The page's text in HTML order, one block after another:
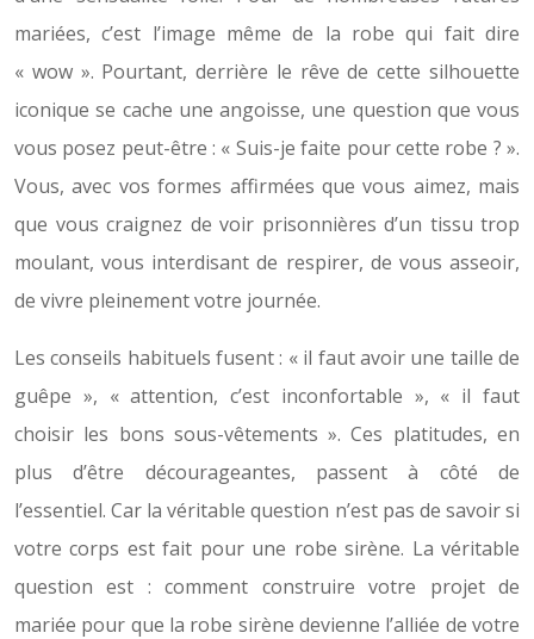
mariées, c’est l’image même de la robe qui fait dire
« wow ». Pourtant, derrière le rêve de cette silhouette
iconique se cache une angoisse, une question que vous
vous posez peut-être : « Suis-je faite pour cette robe ? ».
Vous, avec vos formes affirmées que vous aimez, mais
que vous craignez de voir prisonnières d’un tissu trop
moulant, vous interdisant de respirer, de vous asseoir,
de vivre pleinement votre journée.
Les conseils habituels fusent : « il faut avoir une taille de
guêpe », « attention, c’est inconfortable », « il faut
choisir les bons sous-vêtements ». Ces platitudes, en
plus d’être décourageantes, passent à côté de
l’essentiel. Car la véritable question n’est pas de savoir si
votre corps est fait pour une robe sirène. La véritable
question est : comment construire votre projet de
mariée pour que la robe sirène devienne l’alliée de votre